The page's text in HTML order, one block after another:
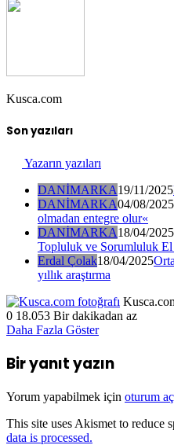
Kusca.com
Son yazıları
Yazarın yazıları
DANİMARKA19/11/2025
DANİMARKA04/08/2025
olmadan entegre olur«
DANİMARKA18/04/2025
Topluluk ve Sorumluluk
Erdal Çolak18/04/2025
yıllık araştırma
0 18.053 Bir dakikadan az
Daha Fazla Göster
Bir yanıt yazın
Yorum yapabilmek için oturum
This site uses Akismet to reduce
data is processed.